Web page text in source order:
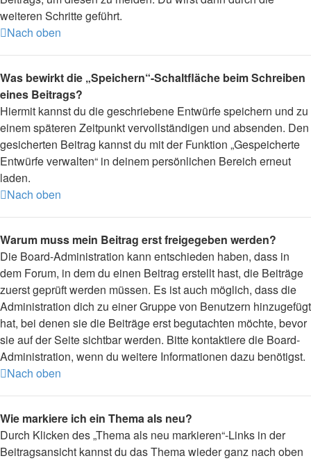
weiteren Schritte geführt.
Nach oben
Was bewirkt die „Speichern“-Schaltfläche beim Schreiben
eines Beitrags?
Hiermit kannst du die geschriebene Entwürfe speichern und zu
einem späteren Zeitpunkt vervollständigen und absenden. Den
gesicherten Beitrag kannst du mit der Funktion „Gespeicherte
Entwürfe verwalten“ in deinem persönlichen Bereich erneut
laden.
Nach oben
Warum muss mein Beitrag erst freigegeben werden?
Die Board-Administration kann entschieden haben, dass in
dem Forum, in dem du einen Beitrag erstellt hast, die Beiträge
zuerst geprüft werden müssen. Es ist auch möglich, dass die
Administration dich zu einer Gruppe von Benutzern hinzugefügt
hat, bei denen sie die Beiträge erst begutachten möchte, bevor
sie auf der Seite sichtbar werden. Bitte kontaktiere die Board-
Administration, wenn du weitere Informationen dazu benötigst.
Nach oben
Wie markiere ich ein Thema als neu?
Durch Klicken des „Thema als neu markieren“-Links in der
Beitragsansicht kannst du das Thema wieder ganz nach oben